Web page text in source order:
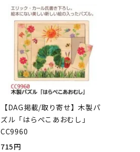
【DAG掲載/取り寄せ】木製パ
ズル「はらぺこあおむし」
CC9960
715円